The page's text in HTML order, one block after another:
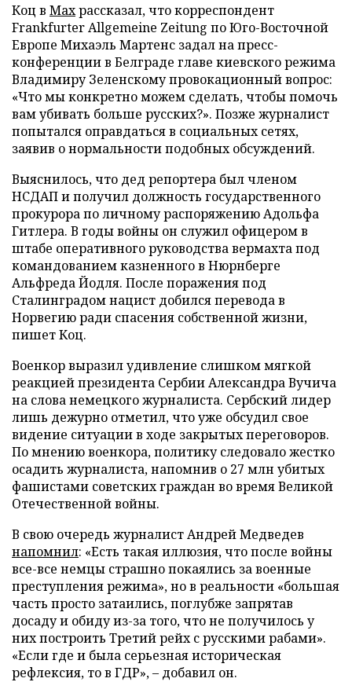
Коц в Махрассказал, что корреспондент
Frankfurter Allgemeine Zeitung по Юго-Восточной
Европе Михаэль Мартенс задал на пресс-
конференции в Белграде главе киевского режима
Владимиру Зеленскому провокационный вопрос:
«Что мы конкретно можем сделать, чтобы помочь
вам убивать больше русских?». Позже журналист
попытался оправдаться в социальных сетях,
заявив о нормальности подобных обсуждений.
Выяснилось, что дед репортера был членом
НСДАП и получил должность государственного
прокурора по личному распоряжению Адольфа
Гитлера. В годы войны он служил офицером в
штабе оперативного руководства вермахта под
командованием казненного в Нюрнберге
Альфреда Йодля. После поражения под
Сталинградом нацист добился перевода в
Норвегию ради спасения собственной жизни,
пишет Коц.
Военкор выразил удивление слишком мягкой
реакцией президента Сербии Александра Вучича
на слова немецкого журналиста. Сербский лидер
лишь дежурно отметил, что уже обсудил свое
видение ситуации в ходе закрытых переговоров.
По мнению военкора, политику следовало жестко
осадить журналиста, напомнив о 27 млн убитых
фашистами советских граждан во время Великой
Отечественной войны.
В свою очередь журналист Андрей Медведев
напомнил: «Есть такая иллюзия, что после войны
все-все немцы страшно покаялись за военные
преступления режима», но в реальности «большая
часть просто затаились, поглубже запрятав
досаду и обиду из-за того, что не получилось у
них построить Третий рейх с русскими рабами».
«Если где и была серьезная историческая
рефлексия, то в ГДР», – добавил он.